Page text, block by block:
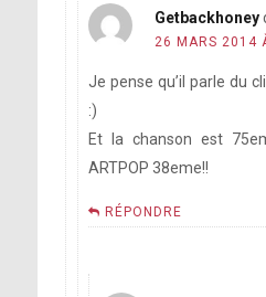
Getbackhoney
26 MARS 2014
Je pense qu’il parle du
:)
Et la chanson est
ARTPOP 38eme!!
RÉPONDRE